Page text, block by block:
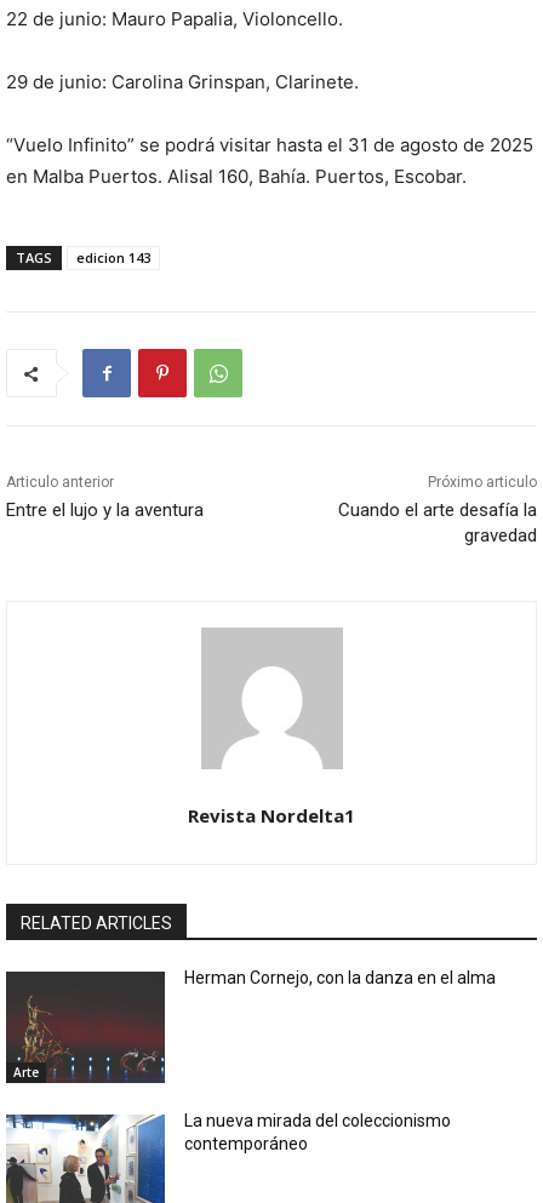
22 de junio: Mauro Papalia, Violoncello.
29 de junio: Carolina Grinspan, Clarinete.
“Vuelo Infinito” se podrá visitar hasta el 31 de agosto de 2025
en Malba Puertos. Alisal 160, Bahía. Puertos, Escobar.
TAGS edicion 143
Articulo anterior
Entre el lujo y la aventura
Próximo articulo
Cuando el arte desafía la
gravedad
Revista Nordelta1
RELATED ARTICLES
Arte
Herman Cornejo, con la danza en el alma
La nueva mirada del coleccionismo
contemporáneo